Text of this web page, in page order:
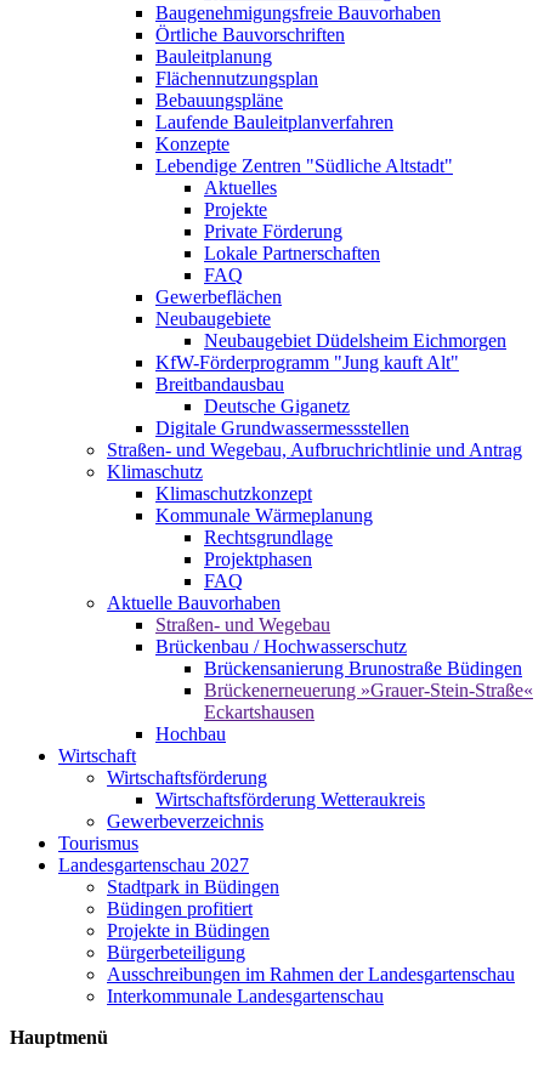
Baugenehmigungsfreie Bauvorhaben
Örtliche Bauvorschriften
Bauleitplanung
Flächennutzungsplan
Bebauungspläne
Laufende Bauleitplanverfahren
Konzepte
Lebendige Zentren "Südliche Altstadt"
Aktuelles
Projekte
Private Förderung
Lokale Partnerschaften
FAQ
Gewerbeflächen
Neubaugebiete
Neubaugebiet Düdelsheim Eichmorgen
KfW-Förderprogramm "Jung kauft Alt"
Breitbandausbau
Deutsche Giganetz
Digitale Grundwassermessstellen
Straßen- und Wegebau, Aufbruchrichtlinie und Antrag
Klimaschutz
Klimaschutzkonzept
Kommunale Wärmeplanung
Rechtsgrundlage
Projektphasen
FAQ
Aktuelle Bauvorhaben
Straßen- und Wegebau
Brückenbau / Hochwasserschutz
Brückensanierung Brunostraße Büdingen
Brückenerneuerung »Grauer-Stein-Straße«
Eckartshausen
Hochbau
Wirtschaft
Wirtschaftsförderung
Wirtschaftsförderung Wetteraukreis
Gewerbeverzeichnis
Tourismus
Landesgartenschau 2027
Stadtpark in Büdingen
Büdingen profitiert
Projekte in Büdingen
Bürgerbeteiligung
Ausschreibungen im Rahmen der Landesgartenschau
Interkommunale Landesgartenschau
Hauptmenü